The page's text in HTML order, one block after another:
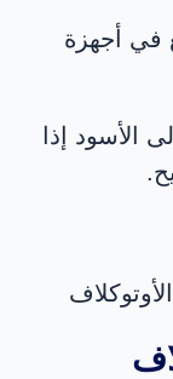
في أجهزة
الأسود إذا